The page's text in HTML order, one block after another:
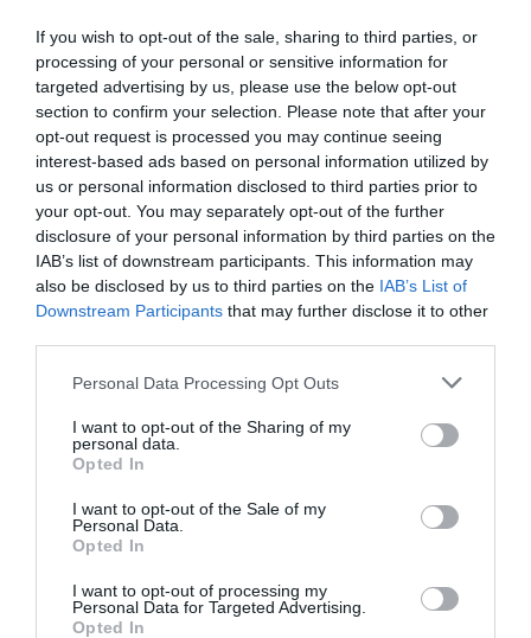
If you wish to opt-out of the sale, sharing to third parties, or
processing of your personal or sensitive information for
targeted advertising by us, please use the below opt-out
section to confirm your selection. Please note that after your
opt-out request is processed you may continue seeing
interest-based ads based on personal information utilized by
us or personal information disclosed to third parties prior to
your opt-out. You may separately opt-out of the further
disclosure of your personal information by third parties on the
IAB’s list of downstream participants. This information may
also be disclosed by us to third parties on the IAB’s List of
Downstream Participants that may further disclose it to other
Personal Data Processing Opt Outs
I want to opt-out of the Sharing of my
personal data.
Opted In
I want to opt-out of the Sale of my
Personal Data.
Opted In
I want to opt-out of processing my
Personal Data for Targeted Advertising.
Opted In
Guardar o meu nome, email e site neste navegador
para a próxima vez que eu comentar.
Sim, adicione-me à mailing list da Newsletter MHD